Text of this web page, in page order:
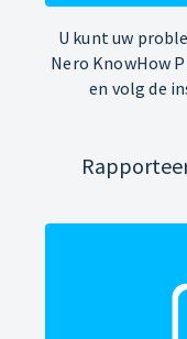
U kunt uw
Nero KnowHow
en volg de